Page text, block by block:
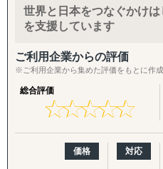
これまでの支援歴は20年以上
た。
継続して支援できる体制を構
------------------------------------
■ サポート対象国（グループ
↳ ASEAN主要国：タイ・ベ
ジア・インドネシア・フィリ
↳ アジア（中華系）：日本・
世界と日本をつなぐかけ
を支援しています
ご利用企業からの評価
※ご利用企業から集めた評価をもとに作成
総合評価
★★★★★
★★★★★
価格 対応